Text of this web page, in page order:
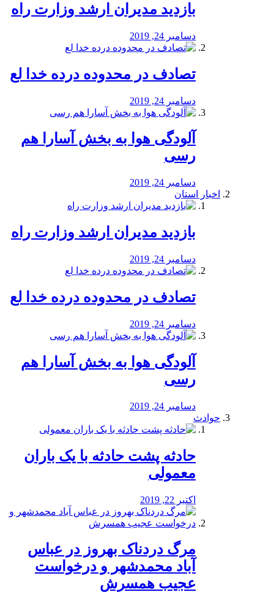
بازدید مدیران ارشد وزارت راه
دسامبر 24, 2019
تصادف در محدوده درده خدا لع
دسامبر 24, 2019
آلودگی هوا به بخش آسارا هم
رسی
دسامبر 24, 2019
اخبار استان
بازدید مدیران ارشد وزارت راه
دسامبر 24, 2019
تصادف در محدوده درده خدا لع
دسامبر 24, 2019
آلودگی هوا به بخش آسارا هم
رسی
دسامبر 24, 2019
حوادث
️حادثه پشت حادثه با یک باران
معمولی
اکتبر 22, 2019
مرگ دردناک بهروز در عباس
آباد محمدشهر و درخواست
عجیب همسرش